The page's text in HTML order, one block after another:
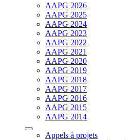
AAPG 2026
AAPG 2025
AAPG 2024
AAPG 2023
AAPG 2022
AAPG 2021
AAPG 2020
AAPG 2019
AAPG 2018
AAPG 2017
AAPG 2016
AAPG 2015
AAPG 2014
Appels à projets